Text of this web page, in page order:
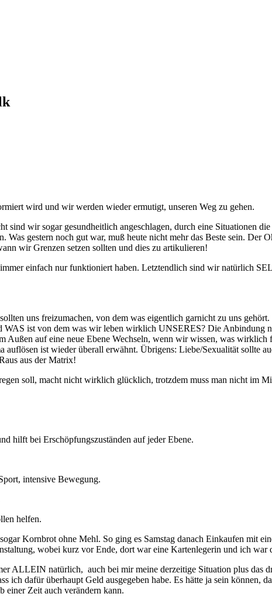
wird und wir werden wieder ermutigt, unseren Weg zu gehen.
sind wir sogar gesundheitlich angeschlagen, durch eine Situationen
Was gestern noch gut war, muß heute nicht mehr das Beste sein.
wir Grenzen setzen sollten und dies zu artikulieren!
einfach nur funktioniert haben. Letztendlich sind wir natürlich
uns freizumachen, von dem was eigentlich garnicht zu uns
ist von dem was wir leben wirklich UNSERES? Die Anbindung
Außen auf eine neue Ebene Wechseln, wenn wir wissen, was
ist wieder überall erwähnt. Übrigens: Liebe/Sexualität sollte
aus der Matrix!
soll, macht nicht wirklich glücklich, trotzdem muss man nicht im
hilft bei Erschöpfungszuständen auf jeder Ebene.
intensive Bewegung.
helfen.
Kornbrot ohne Mehl. So ging es Samstag danach Einkaufen mit
wobei kurz vor Ende, dort war eine Kartenlegerin und ich war
ALLEIN natürlich, auch bei mir meine derzeitige Situation plus das
ich dafür überhaupt Geld ausgegeben habe. Es hätte ja sein können,
einer Zeit auch verändern kann.